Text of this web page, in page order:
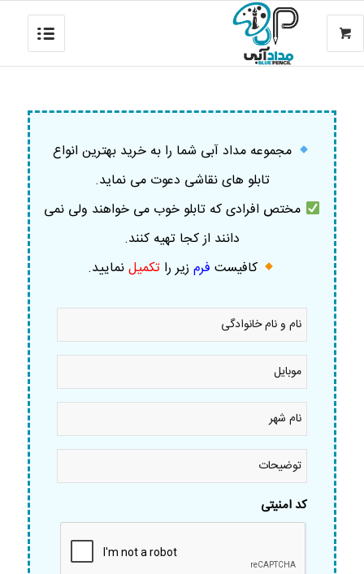
مجموعه مداد آبی شما را به خرید بهترین انواع
تابلو های نقاشی دعوت می نماید.
مختص افرادی که تابلو خوب می خواهند ولی نمی
دانند از کجا تهیه کنند.
کافیست فرم زیر را تکمیلنمایید.
نام
نام
خانوادگی
موبایل
نام
شهر *
توضیحات
کد امنیتی